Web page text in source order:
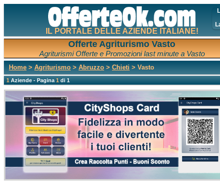
IL PORTALE DELLE AZIENDE ITALIANE!
Offerte Agriturismo Vasto
Agriturismi Offerte e Promozioni last minute a Vasto
Home > Agriturismo > Abruzzo > Chieti > Vasto
1Aziende - Pagina1di 1